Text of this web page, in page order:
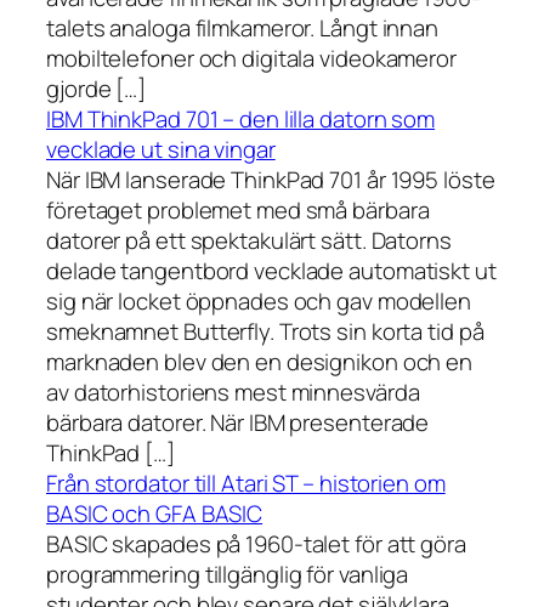
talets analoga filmkameror. Långt innan
mobiltelefoner och digitala videokameror
gjorde […]
IBM ThinkPad 701 – den lilla datorn som
vecklade ut sina vingar
När IBM lanserade ThinkPad 701 år 1995 löste
företaget problemet med små bärbara
datorer på ett spektakulärt sätt. Datorns
delade tangentbord vecklade automatiskt ut
sig när locket öppnades och gav modellen
smeknamnet Butterfly. Trots sin korta tid på
marknaden blev den en designikon och en
av datorhistoriens mest minnesvärda
bärbara datorer. När IBM presenterade
ThinkPad […]
Från stordator till Atari ST – historien om
BASIC och GFA BASIC
BASIC skapades på 1960-talet för att göra
programmering tillgänglig för vanliga